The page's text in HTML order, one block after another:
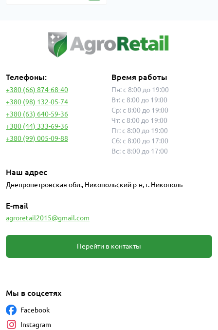
Телефоны:
+380 (66) 874-68-40
+380 (98) 132-05-74
+380 (63) 640-59-36
+380 (44) 333-69-36
+380 (99) 005-09-88
Время работы
Пн: с 8:00 до 19:00
Вт: с 8:00 до 19:00
Ср: с 8:00 до 19:00
Чт: с 8:00 до 19:00
Пт: с 8:00 до 19:00
Сб: с 8:00 до 17:00
Вс: с 8:00 до 17:00
Наш адрес
Днепропетровская обл., Никопольский р-н, г. Никополь
E-mail
agroretail2015@gmail.com
Перейти в контакты
Мы в соцсетях
Facebook
Instagram